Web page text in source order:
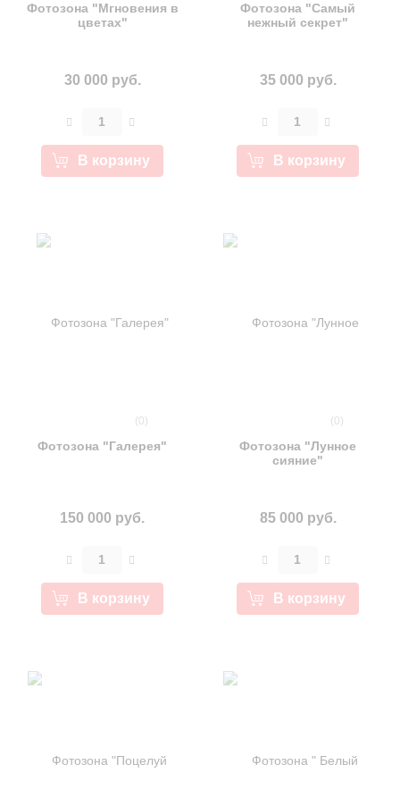
Фотозона "Мгновения в
цветах"
30 000 руб.
В корзину
Фотозона "Самый
нежный секрет"
35 000 руб.
В корзину
(0)
Фотозона "Галерея"
150 000 руб.
В корзину
(0)
Фотозона "Лунное
сияние"
85 000 руб.
В корзину